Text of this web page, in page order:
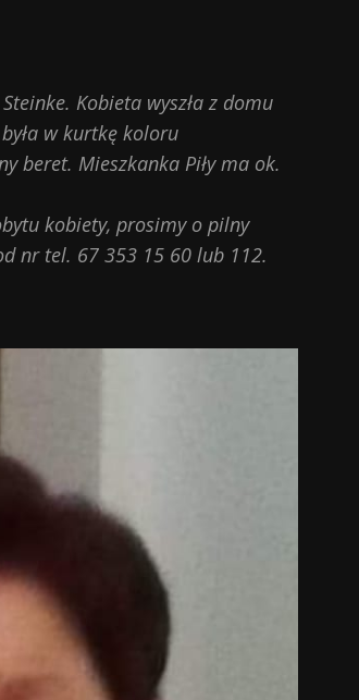
Kobieta wyszła z domu
w kurtkę koloru
beret. Mieszkanka Piły ma ok.
kobiety, prosimy o pilny
nr tel. 67 353 15 60 lub 112.